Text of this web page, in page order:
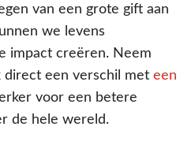
van een grote gift aan
we levens
impact creëren. Neem
direct een verschil met een
voor een betere
de hele wereld.